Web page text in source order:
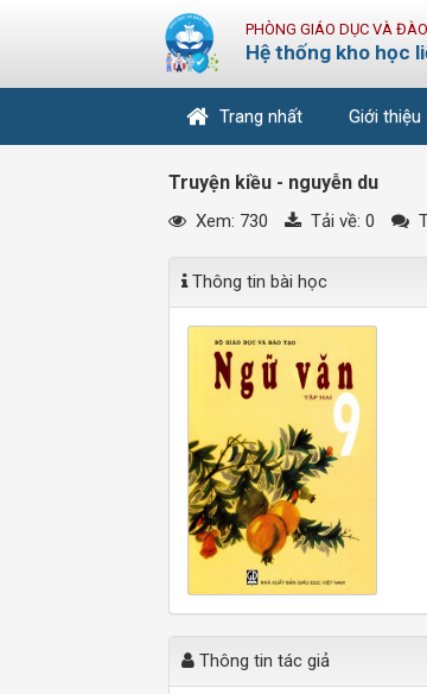
PHÒNG GIÁO DỤC VÀ
Hệ thống kho học
Trang nhất Giới thiệu
Truyện kiều - nguyễn du
Xem: 730 Tải về: 0
Thông tin bài học
Thông tin tác giả